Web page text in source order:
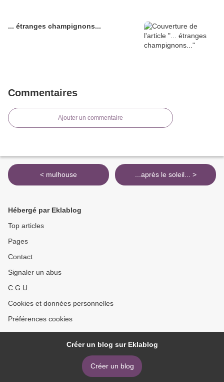
... étranges champignons...
Commentaires
Ajouter un commentaire
< mulhouse ...après le soleil... >
Hébergé par Eklablog
Top articles
Pages
Contact
Signaler un abus
C.G.U.
Cookies et données personnelles
Préférences cookies
Créer un blog sur Eklablog
Créer un blog